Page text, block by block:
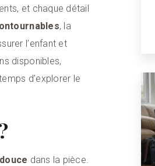
et chaque détail
, la
l’enfant et
disponibles,
d’explorer le
dans la pièce.